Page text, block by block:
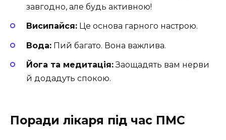
завгодно, але будь активною!
Висипайся: Це основа гарного настрою.
Вода: Пий багато. Вона важлива.
Йога та медитація:Заощадять вам нерви
й додадуть спокою.
Поради лікаря під час ПМС